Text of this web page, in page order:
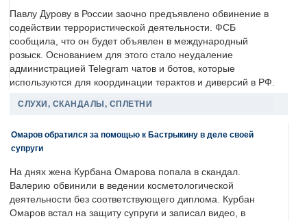
Павлу Дурову в России заочно предъявлено обвинение в
содействии террористической деятельности. ФСБ
сообщила, что он будет объявлен в международный
розыск. Основанием для этого стало неудаление
администрацией Telegram чатов и ботов, которые
используются для координации терактов и диверсий в РФ.
СЛУХИ, СКАНДАЛЫ, СПЛЕТНИ
Омаров обратился за помощью к Бастрыкину в деле своей
супруги
На днях жена Курбана Омарова попала в скандал.
Валерию обвинили в ведении косметологической
деятельности без соответствующего диплома. Курбан
Омаров встал на защиту супруги и записал видео, в